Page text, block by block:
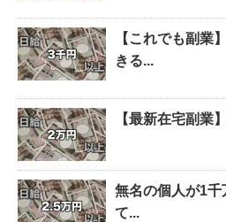
【これでも副業
きる...
【最新在宅副業
無名の個人が1千
て...